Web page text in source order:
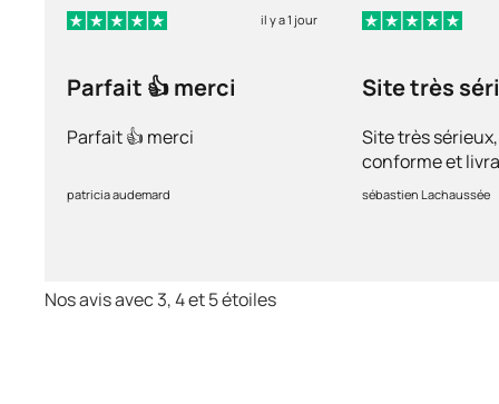
il y a 1 jour
Parfait 👍 merci
Parfait 👍 merci
patricia audemard
Site très
Site très
conforme et
recommande
sébastien Lachaussée
Nos avis avec 3, 4 et 5 étoiles